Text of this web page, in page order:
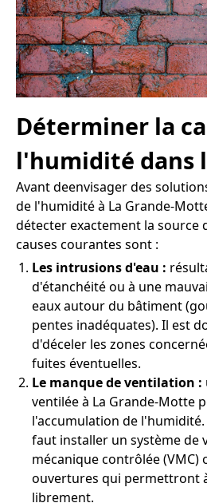
Déterminer la
l'humidité dans
Avant deenvisager des
de l'humidité à La Grande-
détecter exactement la source
causes courantes sont :
Les intrusions d'eau :
d'étanchéité ou à une
eaux autour du bâtiment
pentes inadéquates). Il est
d'déceler les zones
fuites éventuelles.
Le manque de ventilation :
ventilée à La Grande-Motte
l'accumulation de l'humidité.
faut installer un système de
mécanique contrôlée (VMC)
ouvertures qui permettront
librement.